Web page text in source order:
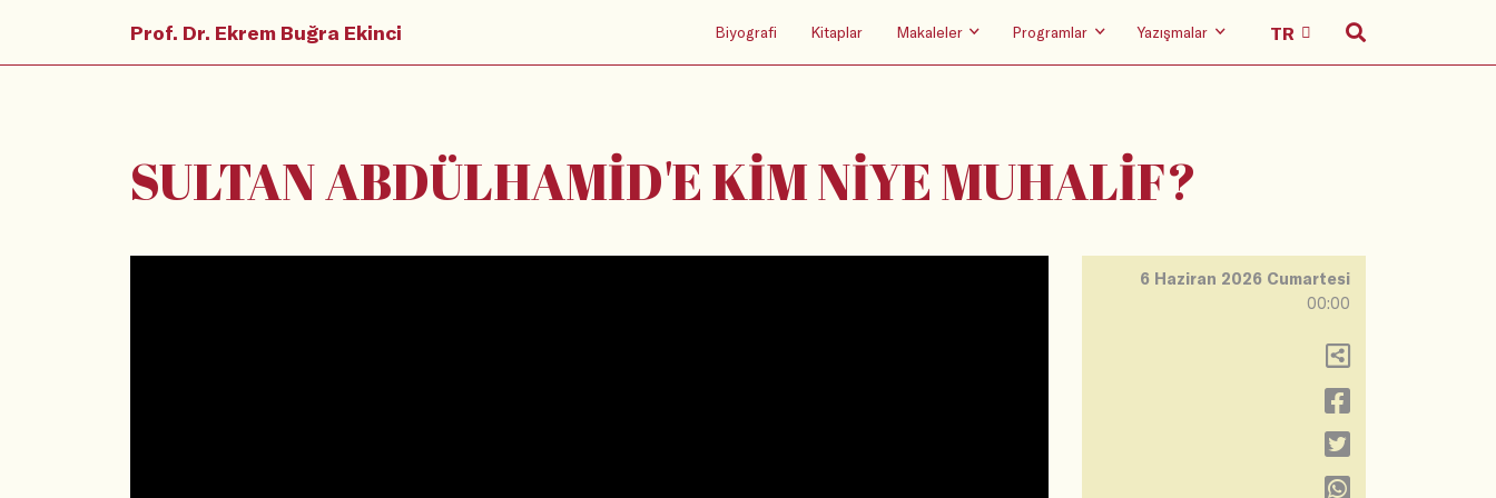
Prof. Dr. Ekrem Buğra Ekinci Biyografi Kitaplar Makaleler Programlar Yazışmalar
SULTAN ABDÜLHAMİD'E KİM NİYE MUHALİF?
6 Haziran 2026 Cumartesi
00:00